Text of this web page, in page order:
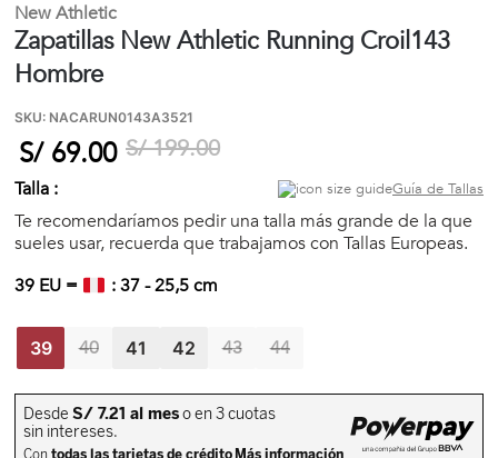
Accesorios
🏃‍♀️🏃‍♂️ Zona del Hincha
👀 Lo Nuevo
🤑 Zona Outlet
Mi cuenta
Favoritos
New Athletic
Zapatillas New Athletic Running Croil143
Hombre
SKU: NACARUN0143A3521
S/ 199.00
S/ 69.00
Talla : Guía de Tallas
Te recomendaríamos pedir una talla más grande de la que
sueles usar, recuerda que trabajamos con Tallas Europeas.
39 EU = :37-25,5cm
39 40 41 42 43 44